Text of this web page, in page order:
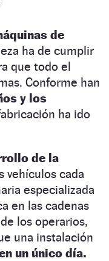
de
ha de cumplir
que todo el
Conforme han
y los
ha ido
de la
vehículos cada
especializada
en las cadenas
los operarios,
una instalación
un único día.